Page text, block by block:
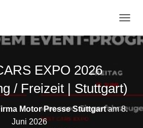
A
V
T
I
N
EXPO 2026
/ Freizeit | Stuttgart)
Motor Presse Stuttgartam8.
Juni 2026